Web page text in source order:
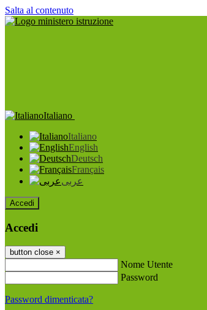
Salta al contenuto
Italiano
Italiano
English
Deutsch
Français
عربى
Accedi
Accedi
button close ×
Nome Utente
Password
Password dimenticata?